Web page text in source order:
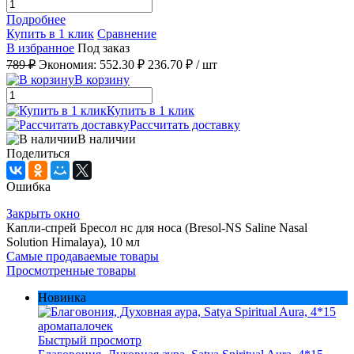
Подробнее
Купить в 1 клик Сравнение
В избранное Под заказ
789 ₽ Экономия: 552.30 ₽ 236.70 ₽ / шт
В корзину
Купить в 1 клик
Рассчитать доставку
В наличии
Поделиться
Ошибка
Закрыть окно
Капли-спрей Бресол нс для носа (Bresol-NS Saline Nasal
Solution Himalaya), 10 мл
Самые продаваемые товары
Просмотренные товары
Новинка
Быстрый просмотр